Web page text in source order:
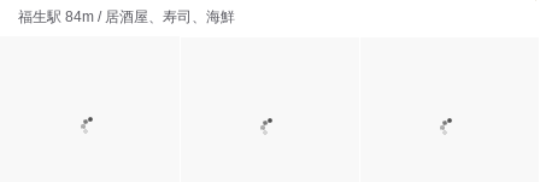
福生駅 84m / 居酒屋、寿司、海鮮